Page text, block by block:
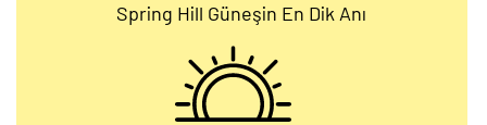
Spring Hill Güneşin En Dik Anı